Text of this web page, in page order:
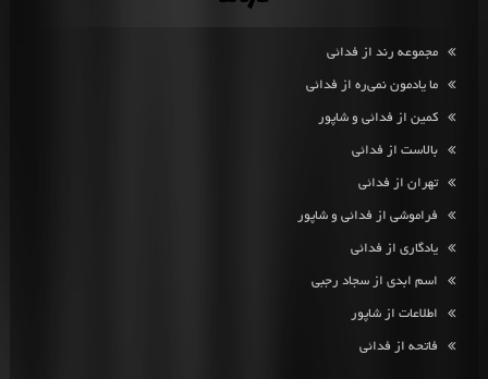
مجموعه رند از فدائی
ما یادمون نمی‌ره از فدائی
کمین از فدائی و شاپور
بالاست از فدائی
تهران از فدائی
فراموشی از فدائی و شاپور
یادگاری از فدائی
اسم ابدی از سجاد رجبی
اطلاعات از شاپور
فاتحه از فدائی